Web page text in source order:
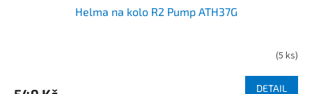
Helma na kolo R2 Pump ATH37G
(5 ks)
DETAIL